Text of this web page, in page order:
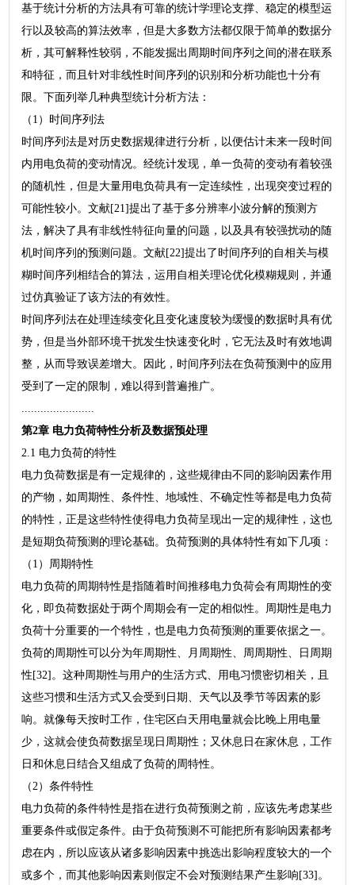
基于统计分析的方法具有可靠的统计学理论支撑、稳定的模型运
行以及较高的算法效率，但是大多数方法都仅限于简单的数据分
析，其可解释性较弱，不能发掘出周期时间序列之间的潜在联系
和特征，而且针对非线性时间序列的识别和分析功能也十分有
限。下面列举几种典型统计分析方法：
（1）时间序列法
时间序列法是对历史数据规律进行分析，以便估计未来一段时间
内用电负荷的变动情况。经统计发现，单一负荷的变动有着较强
的随机性，但是大量用电负荷具有一定连续性，出现突变过程的
可能性较小。文献[21]提出了基于多分辨率小波分解的预测方
法，解决了具有非线性特征向量的问题，以及具有较强扰动的随
机时间序列的预测问题。文献[22]提出了时间序列的自相关与模
糊时间序列相结合的算法，运用自相关理论优化模糊规则，并通
过仿真验证了该方法的有效性。
时间序列法在处理连续变化且变化速度较为缓慢的数据时具有优
势，但是当外部环境干扰发生快速变化时，它无法及时有效地调
整，从而导致误差增大。因此，时间序列法在负荷预测中的应用
受到了一定的限制，难以得到普遍推广。
第2章 电力负荷特性分析及数据预处理
2.1 电力负荷的特性
电力负荷数据是有一定规律的，这些规律由不同的影响因素作用
的产物，如周期性、条件性、地域性、不确定性等都是电力负荷
的特性，正是这些特性使得电力负荷呈现出一定的规律性，这也
是短期负荷预测的理论基础。负荷预测的具体特性有如下几项：
（1）周期特性
电力负荷的周期特性是指随着时间推移电力负荷会有周期性的变
化，即负荷数据处于两个周期会有一定的相似性。周期性是电力
负荷十分重要的一个特性，也是电力负荷预测的重要依据之一。
负荷的周期性可以分为年周期性、月周期性、周周期性、日周期
性[32]。这种周期性与用户的生活方式、用电习惯密切相关，且
这些习惯和生活方式又会受到日期、天气以及季节等因素的影
响。就像每天按时工作，住宅区白天用电量就会比晚上用电量
少，这就会使负荷数据呈现日周期性；又休息日在家休息，工作
日和休息日结合又组成了负荷的周特性。
（2）条件特性
电力负荷的条件特性是指在进行负荷预测之前，应该先考虑某些
重要条件或假定条件。由于负荷预测不可能把所有影响因素都考
虑在内，所以应该从诸多影响因素中挑选出影响程度较大的一个
或多个，而其他影响因素则假定不会对预测结果产生影响[33]。